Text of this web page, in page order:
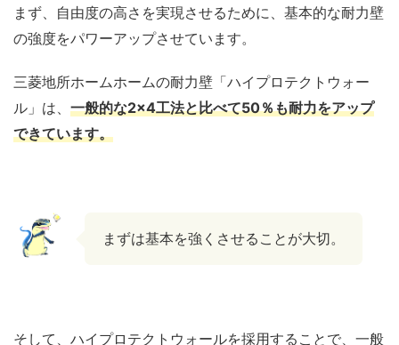
まず、自由度の高さを実現させるために、基本的な耐力壁
の強度をパワーアップさせています。
三菱地所ホームホームの耐力壁「ハイプロテクトウォー
ル」は、 一般的な2×4工法と比べて50％も耐力をアップ
できています。
まずは基本を強くさせることが大切。
そして、ハイプロテクトウォールを採用することで、一般